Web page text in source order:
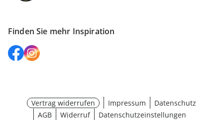
Finden Sie mehr Inspiration
Vertrag widerrufen Impressum
Datenschutz
AGB
Widerruf Datenschutzeinstellungen